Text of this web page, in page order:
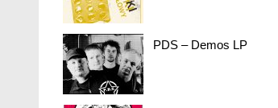
PDS – Demos LP